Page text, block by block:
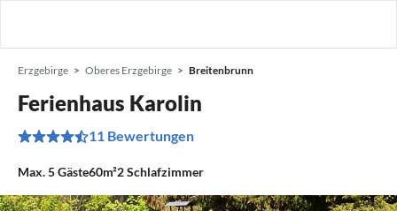
Erzgebirge Oberes Erzgebirge Breitenbrunn
Ferienhaus Karolin
11 Bewertungen
Max.5Gäste60m²2Schlafzimmer